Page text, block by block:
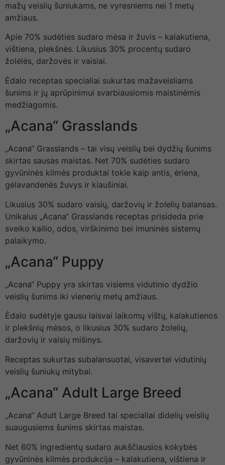
mažų veislių šuniukams, ne vyresniems nei 1 metų
amžiaus.
Apie 70% sudėties sudaro mėsa ir žuvis – kalakutiena,
vištiena, plekšnės. Likusius 30% procentų sudaro
žolėlės, daržovės ir vaisiai.
Ėdalo receptas specialiai sukurtas mažaveisliams
šunims ir jų aprūpinimui svarbiausiomis maistinėmis
medžiagomis.
„Acana“ Grasslands
„Acana“ Grasslands – tai visų veislių bei dydžių šunims
skirtas sausas maistas. Net 70% sudėties sudaro
gyvūninės kilmės produktai tokie kaip antis, ėriena,
gėlavandenės žuvys ir kiaušiniai.
Likusius 30% sudaro vaisių, daržovių ir žolelių balansas.
Unikalus „Acana“ Grasslands receptas prisideda prie
sveiko kailio, odos, virškinimo bei imuninės sistemų
palaikymo.
„Acana“ Puppy
„Acana“ Puppy yra skirtas visiems vidutinio dydžio
veislių šunims iki vienerių metų amžiaus.
Ėdalo sudėtyje gausu laisvai laikomų vištų, kalakutienos
ir plekšnių mėsos, o likusius 30% sudaro žolelių,
daržovių ir vaisių mišinys.
Receptas sukurtas subalansuotai, visavertei vidutinių
veislių šuniukų mitybai.
„Acana“ Adult Large Breed
„Acana“ Adult Large Breed tai specialiai didelių veislių
suaugusiems šunims skirtas maistas.
Net 60% ingredientų sudaro aukščiausios kokybės
gyvūninės kilmės produkcija – kalakutiena, vištiena ir